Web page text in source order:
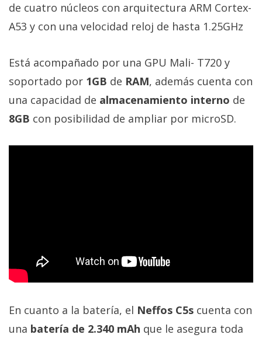
2026.Algunos
derechos
reservados .
de cuatro núcleos con arquitectura ARM Cortex-
A53 y con una velocidad reloj de hasta 1.25GHz
Está acompañado por una GPU Mali- T720 y
soportado por 1GB de RAM, además cuenta con
una capacidad de almacenamiento interno de
8GB con posibilidad de ampliar por microSD.
En cuanto a la batería, el Neffos C5s cuenta con
una batería de 2.340 mAh que le asegura toda